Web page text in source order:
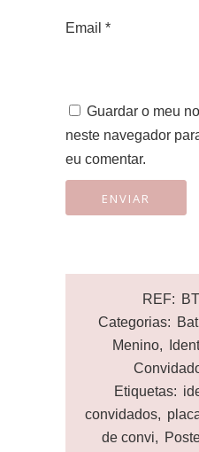
Email *
Guardar o meu
neste navegador
eu comentar.
REF:
Categorias:
Menino,
Etiquetas:
convidados,
de convi,